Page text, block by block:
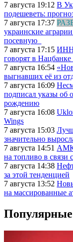
7 августа 19:12 В
подешеветь:
7 августа 17:37
украинские
посевную
7 августа 17:15 ИНН
говорят в
7 августа 16:54
выгнавших её из
7 августа 16:09
подписал указы об
рождению
7 августа 16:08
Wings
7 августа 15:03
значительно
7 августа 14:51
на топливо в
7 августа 14:38
за этой тенденцией
7 августа 13:52
на массированные
Популярные